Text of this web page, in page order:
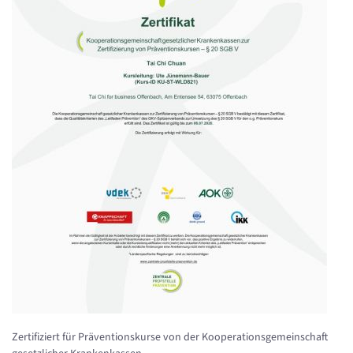
Zertifiziert für Präventionskurse von der Kooperationsgemeinschaft